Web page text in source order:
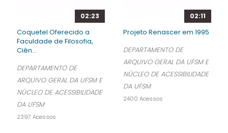
02:23
Coquetel Oferecido a
Faculdade de Filosofia,
Ciên...
DEPARTAMENTO DE
ARQUIVO GERAL DA UFSM E
NÚCLEO DE ACESSIBILIDADE
DA UFSM
2397 Acessos
02:11
Projeto Renascer em 1995
DEPARTAMENTO DE
ARQUIVO GERAL DA UFSM E
NÚCLEO DE ACESSIBILIDADE
DA UFSM
2400 Acessos